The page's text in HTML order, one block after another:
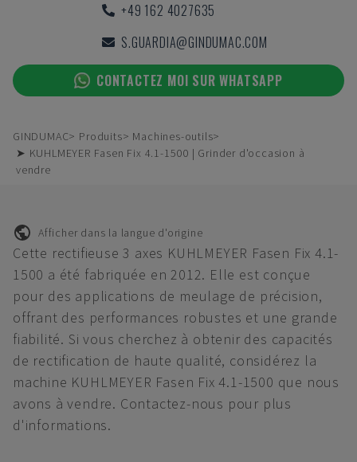
+49 162 4027635
S.GUARDIA@GINDUMAC.COM
CONTACTEZ MOI SUR WHATSAPP
GINDUMAC Produits
Machines-outils
➤ KUHLMEYER Fasen Fix 4.1-1500 | Grinder d'occasion à
vendre
Afficher dans la langue d'origine
Cette rectifieuse 3 axes KUHLMEYER Fasen Fix 4.1-
1500 a été fabriquée en 2012. Elle est conçue
pour des applications de meulage de précision,
offrant des performances robustes et une grande
fiabilité. Si vous cherchez à obtenir des capacités
de rectification de haute qualité, considérez la
machine KUHLMEYER Fasen Fix 4.1-1500 que nous
avons à vendre. Contactez-nous pour plus
d'informations.